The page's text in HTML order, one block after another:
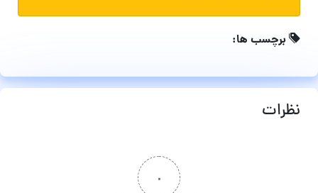
برچسب ها:
نظرات
۰